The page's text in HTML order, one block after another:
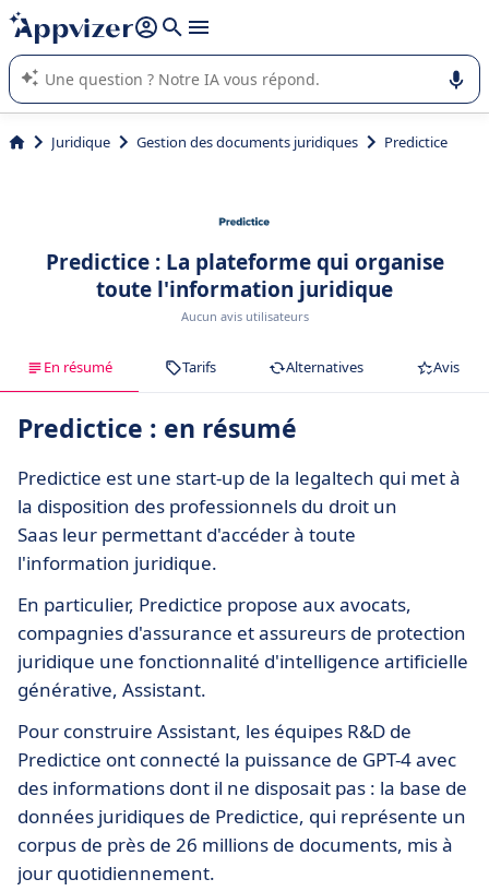
répondre (plusieurs lignes avec
L'IA de Appvizer vous guide dans l'utilisation ou la sélection de
logiciel SaaS en entreprise.
Juridique Gestion des documents juridiques Predictice
Predictice : La plateforme qui organise
toute l'information juridique
Aucun avis utilisateurs
En résumé Tarifs Alternatives Avis
Predictice : en résumé
Predictice est une start-up de la legaltech qui met à
la disposition des professionnels du droit un
Saas leur permettant d'accéder à toute
l'information juridique.
En particulier, Predictice propose aux avocats,
compagnies d'assurance et assureurs de protection
juridique une fonctionnalité d'intelligence artificielle
générative, Assistant.
Pour construire Assistant, les équipes R&D de
Predictice ont connecté la puissance de GPT-4 avec
des informations dont il ne disposait pas : la base de
données juridiques de Predictice, qui représente un
corpus de près de 26 millions de documents, mis à
jour quotidiennement.